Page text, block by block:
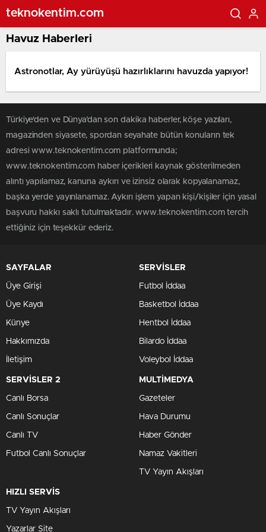
teknokentim.com
Havuz Haberleri
Astronotlar, Ay yürüyüşü hazırlıklarını havuzda yapıyor!
Türkiye'den ve Dünya’dan son dakika haberler, köşe yazıları,
magazinden siyasete, spordan seyahate bütün konuların tek
adresi www.teknokentim.com platformunda;
www.teknokentim.com haber içerikleri kaynak gösterilmeden
alıntı yapılamaz, kanuna aykırı ve izinsiz olarak kopyalanamaz,
başka yerde yayınlanamaz. Aykırı işlem yapan kişi/kişiler için yasal
başvuru hakkı saklı tutulmaktadır. www.teknokentim.com tercih
ettiğiniz için teşekkür ederiz.
SAYFALAR
Üye Girişi
Üye Kaydı
Künye
Hakkımızda
İletişim
SERVİSLER
Futbol İddaa
Basketbol İddaa
Hentbol İddaa
Bilardo İddaa
Voleybol İddaa
SERVİSLER 2
Canlı Borsa
Canlı Sonuçlar
Canlı TV
Futbol Canlı Sonuçlar
MULTİMEDYA
Gazeteler
Hava Durumu
Haber Gönder
Namaz Vakitleri
TV Yayın Akışları
HIZLI SERVİS
TV Yayın Akışları
Yazarlar Site